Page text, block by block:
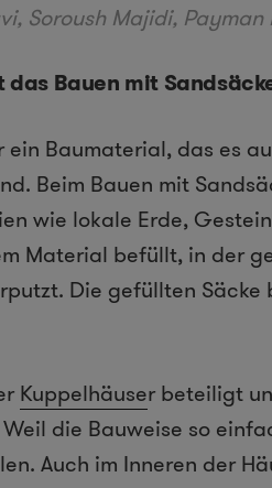
Soroush Majidi,
Bauen mit
Baumaterial, das es
Beim Bauen mit
wie lokale Erde,
Material befüllt, in der
Die gefüllten Säcke
Kuppelhäuser beteiligt
die Bauweise so
Auch im Inneren der